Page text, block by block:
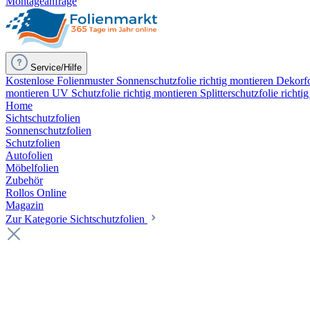
Service/Hilfe
Kostenlose Folienmuster Sonnenschutzfolie richtig montieren
montieren UV Schutzfolie richtig montieren Splitterschutzfolie
Home
Sichtschutzfolien
Sonnenschutzfolien
Schutzfolien
Autofolien
Möbelfolien
Zubehör
Rollos Online
Magazin
Zur Kategorie Sichtschutzfolien